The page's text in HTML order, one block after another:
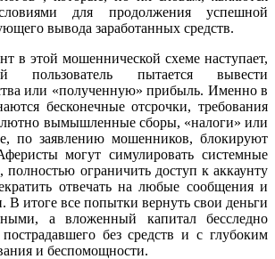
для продолжения успешной
вывода заработанных средств.
в этой мошеннической схеме наступает,
пользователь пытается вывести
или «полученную» прибыль. Именно в
бесконечные отсрочки, требования
вымышленные сборы, «налоги» или
по заявлению мошенников, блокируют
могут симулировать системные
полностью ограничить доступ к аккаунту
отвечать на любые сообщения и
В итоге все попытки вернуть свои деньги
а вложенный капитал бесследно
пострадавшего без средств и с глубоким
и беспомощности.